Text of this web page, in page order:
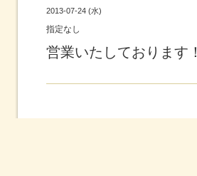
2013-07-24 (水)
指定なし
営業いたしております！